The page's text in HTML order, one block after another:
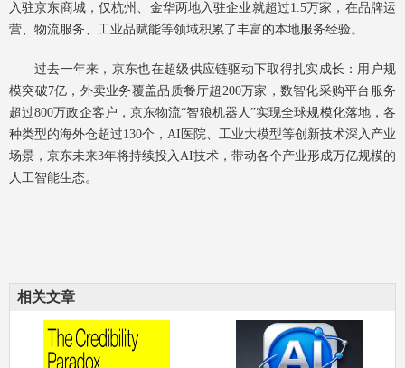
入驻京东商城，仅杭州、金华两地入驻企业就超过1.5万家，在品牌运
营、物流服务、工业品赋能等领域积累了丰富的本地服务经验。
过去一年来，京东也在超级供应链驱动下取得扎实成长：用户规
模突破7亿，外卖业务覆盖品质餐厅超200万家，数智化采购平台服务
超过800万政企客户，京东物流“智狼机器人”实现全球规模化落地，各
种类型的海外仓超过130个，AI医院、工业大模型等创新技术深入产业
场景，京东未来3年将持续投入AI技术，带动各个产业形成万亿规模的
人工智能生态。
相关文章